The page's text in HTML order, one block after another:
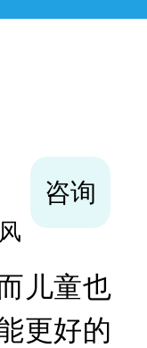
咨询
儿童也
更好的